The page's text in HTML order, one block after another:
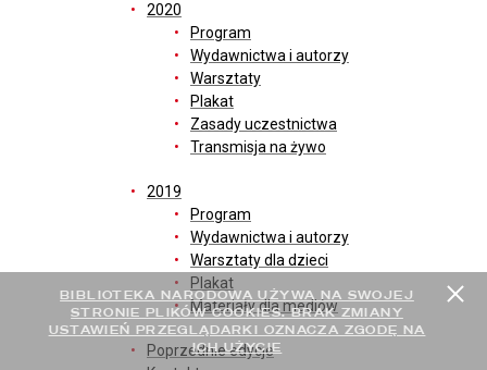
BIBLIOTEKA NARODOWA UŻYWA NA SWOJEJ
STRONIE PLIKÓW COOKIES. BRAK ZMIANY
USTAWIEŃ PRZEGLĄDARKI OZNACZA ZGODĘ NA
ICH UŻYCIE
2020
Program
Wydawnictwa i autorzy
Warsztaty
Plakat
Zasady uczestnictwa
Transmisja na żywo
2019
Program
Wydawnictwa i autorzy
Warsztaty dla dzieci
Plakat
Materiały dla mediów
Poprzednie edycje